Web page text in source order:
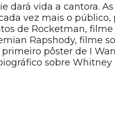
dará vida a cantora.
vez mais o
de Rocketman,
Rapshody, filme
primeiro pôster de I
sobre Whitney